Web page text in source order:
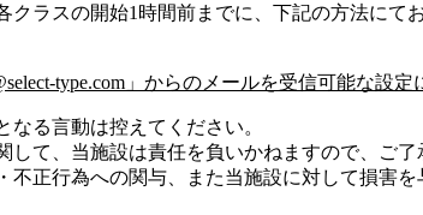
ラスの開始1時間前までに、下記の方法にて
type.com」からのメールを受信可能な設
る言動は控えてください。
て、当施設は責任を負いかねますので、ご了
不正行為への関与、また当施設に対して損害